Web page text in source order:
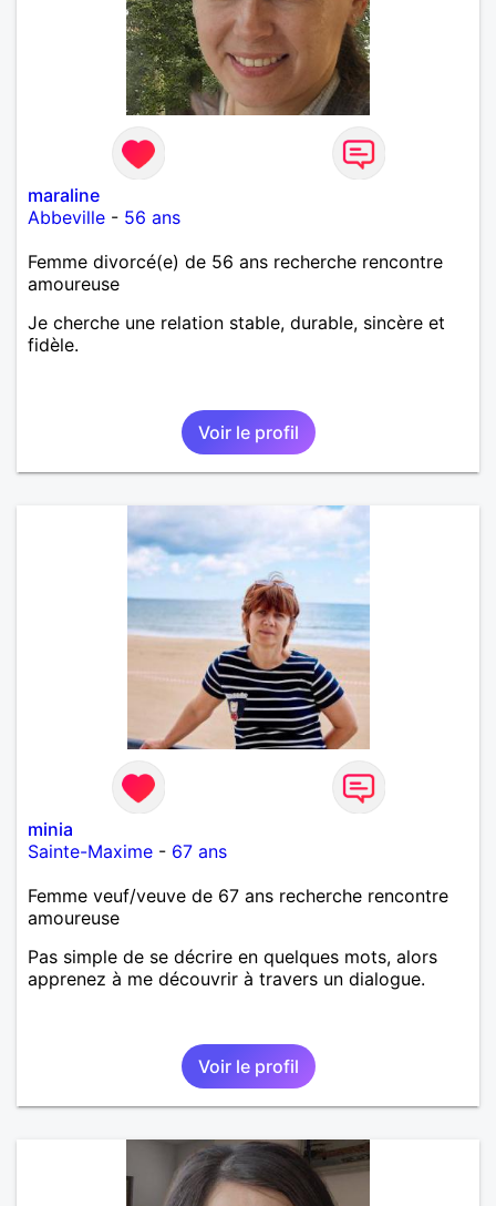
maraline
Abbeville - 56 ans
Femme divorcé(e) de 56 ans recherche rencontre
amoureuse
Je cherche une relation stable, durable, sincère et
fidèle.
Voir le profil
minia
Sainte-Maxime - 67 ans
Femme veuf/veuve de 67 ans recherche rencontre
amoureuse
Pas simple de se décrire en quelques mots, alors
apprenez à me découvrir à travers un dialogue.
Voir le profil